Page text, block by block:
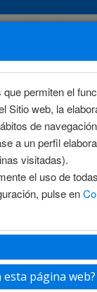
permiten el
Sitio web, la
de
a un perfil
visitadas).
el uso de
pulse en
página web?